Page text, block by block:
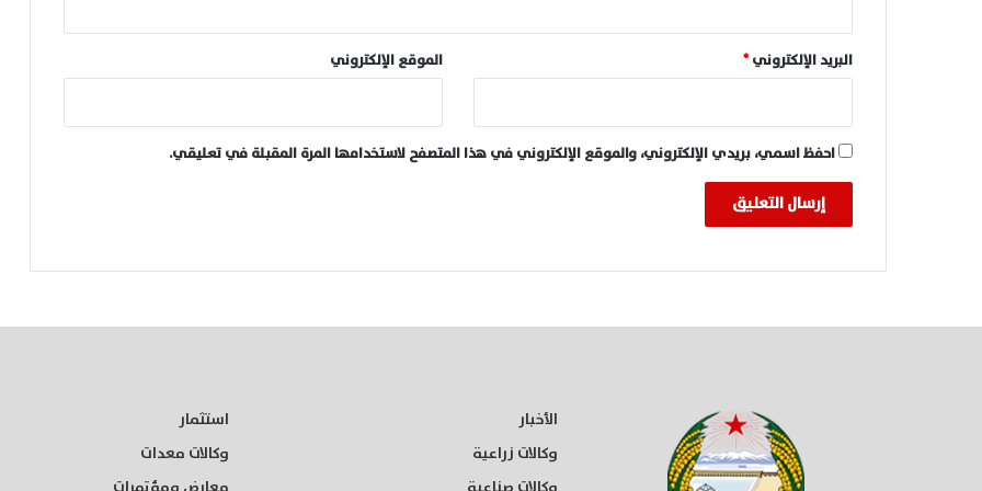
البريد الإلكتروني* الموقع الإلكتروني
احفظ اسمي، بريدي الإلكتروني، والموقع الإلكتروني في هذا المتصفح لاستخدامها المرة المقبلة في تعليقي.
الأخبار
وكالات زراعية
استثمار
وكالات معدات